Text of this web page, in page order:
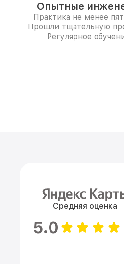
Опытные
Практика не менее
Прошли тщательную
Регулярное
Средняя оценка
5.0